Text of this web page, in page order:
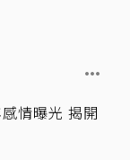
情曝光 揭開